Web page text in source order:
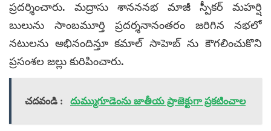
ప్రదర్శించారు. మద్రాసు శానననభ మాజీ స్పీకర్‌ మహర్షి
బులును సాంబమూర్తి ప్రదర్శనానంతరం జరిగిన నభలో
నటులను అభినందిన్తూ కమాల్‌ సాహెబ్ ను కౌగలించుకొని
ప్రసంశల జల్లు కురిపించారు.
చదవండి : దుమ్ముగూడెంను జాతీయ ప్రాజెక్టుగా ప్రకటించాల